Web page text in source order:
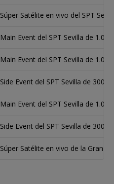
Súper Satélite en vivo del SPT
Main Event del SPT Sevilla de
Main Event del SPT Sevilla de
Side Event del SPT Sevilla de
Main Event del SPT Sevilla de
Side Event del SPT Sevilla de
Súper Satélite en vivo de la Gran